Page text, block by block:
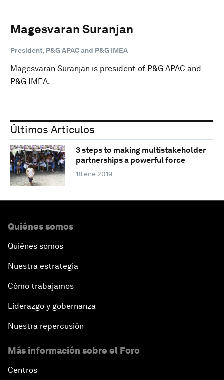
Magesvaran Suranjan
President, P&G APAC and P&G IMEA
Magesvaran Suranjan is president of P&G APAC and
P&G IMEA.
Últimos Artículos
3 steps to making multistakeholder
partnerships a powerful force
18 ene 2019
Quiénes somos
Quiénes somos
Nuestra estrategia
Cómo trabajamos
Liderazgo y gobernanza
Nuestra repercusión
Más información sobre el Foro
Centros